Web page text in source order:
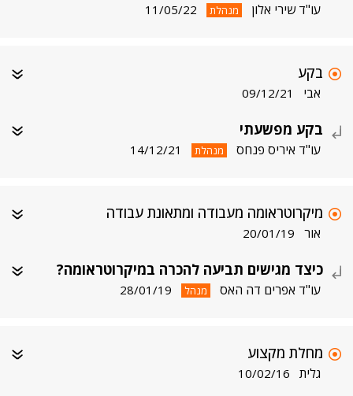
עו"ד שירי אלון מנהלת 11/05/22
בקע
אבי 09/12/21
בקע מפשעתי
עו"ד איריס פנחס מנהלת 14/12/21
מיקרוטראומה מעבודה ומתאונת עבודה
אור 20/01/19
כיצד מגישים תביעה להכרה במיקרוטראומה?
עו"ד אפרים דה האס מנהל 28/01/19
מחלת מקצוע
גלית 10/02/16